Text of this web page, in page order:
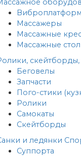
Массажеры
Массажные
Массажные
скейтборды,
Беговелы
Запчасти
Пого-стики
Ролики
Самокаты
Скейтборды
и ледянки
Суппорта